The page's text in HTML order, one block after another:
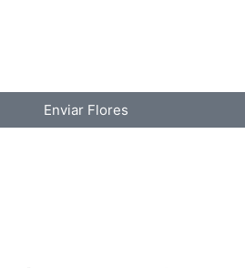
Enviar Flores